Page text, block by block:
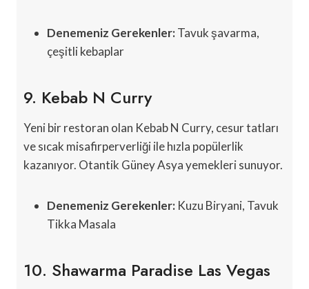
Denemeniz Gerekenler:Tavuk şavarma,
çeşitli kebaplar
9. Kebab N Curry
Yeni bir restoran olan Kebab N Curry, cesur tatları
ve sıcak misafirperverliği ile hızla popülerlik
kazanıyor. Otantik Güney Asya yemekleri sunuyor.
Denemeniz Gerekenler: Kuzu Biryani, Tavuk
Tikka Masala
10. Shawarma Paradise Las Vegas